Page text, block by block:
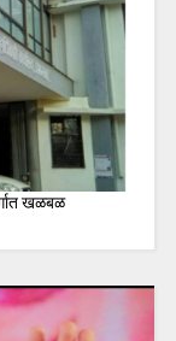
खळबळ